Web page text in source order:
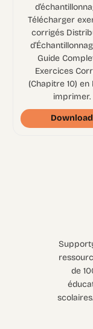
Télécharger
corrigés
Guide
Exercices
(Chapitre 10) en
imprimer.
Download
de